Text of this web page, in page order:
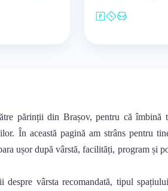
părinții din Brașov, pentru că îmbină
În această pagină am strâns pentru
ușor după vârstă, facilități, program și
vârsta recomandată, tipul